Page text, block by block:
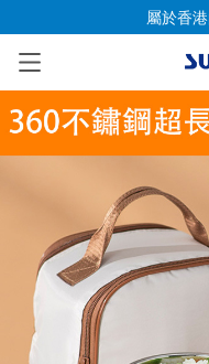
屬於香
已加入購物車